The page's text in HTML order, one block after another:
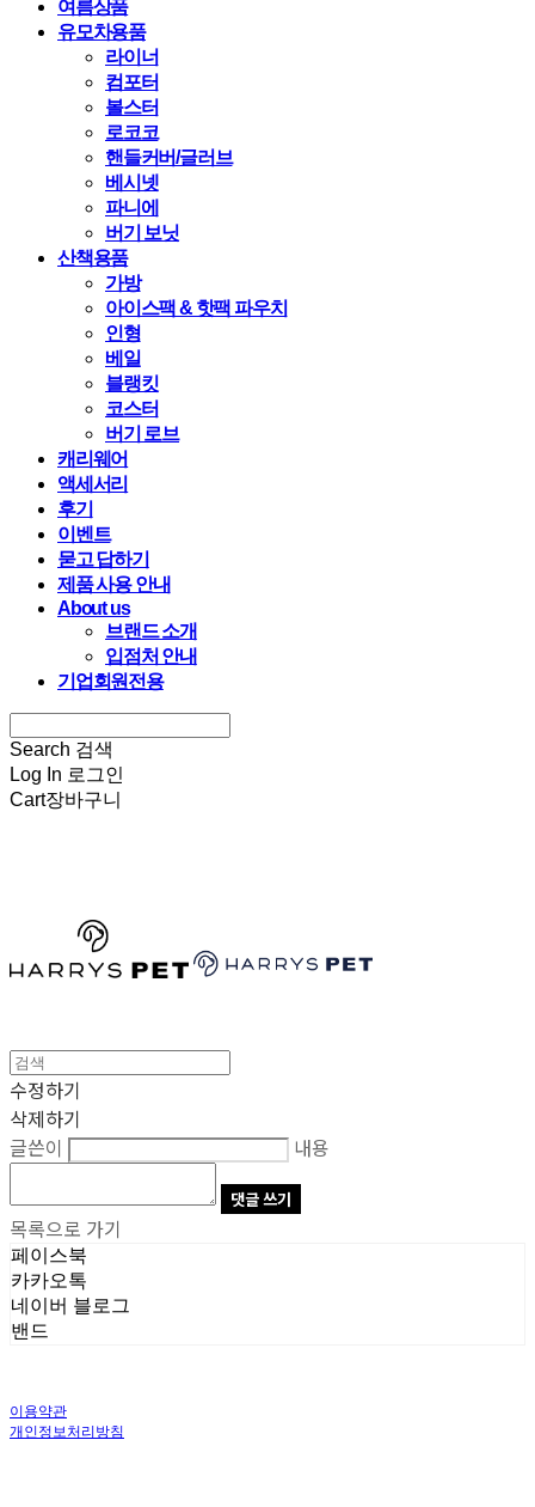
여름상품
유모차용품
라이너
컴포터
볼스터
로코코
핸들커버/글러브
베시넷
파니에
버기 보닛
산책용품
가방
아이스팩 & 핫팩 파우치
인형
베일
블랭킷
코스터
버기 로브
캐리웨어
액세서리
후기
이벤트
묻고 답하기
제품 사용 안내
About us
브랜드 소개
입점처 안내
기업회원전용
Search 검색
Log In 로그인
Cart장바구니
수정하기
삭제하기
글쓴이
내용
댓글 쓰기
목록으로 가기
페이스북
카카오톡
네이버 블로그
밴드
이용약관
개인정보처리방침